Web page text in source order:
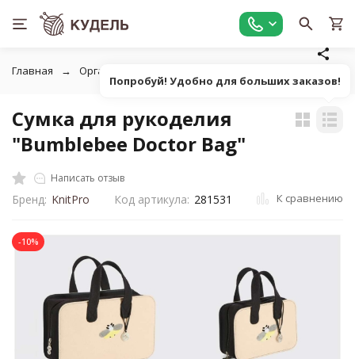
Главная Органайзеры для рукоделия
Сумка для рукоделия
"Bumblebee Doctor Bag"
Написать отзыв
Бренд: KnitPro Код артикула: 281531 К сравнению
-10%
Попробуй! Удобно для больших заказов!